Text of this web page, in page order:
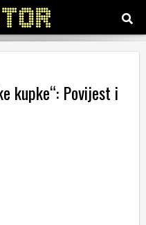
kupke“: Povijest i